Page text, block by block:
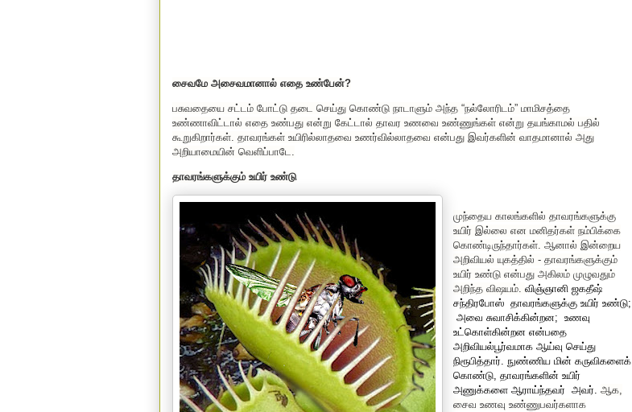
சைவமே அசைவமானால் எதை உண்பேன்?
பசுவதையை சட்டம் போட்டு தடை செய்து கொண்டு நாடாளும் அந்த “நல்லோரிடம்” மாமிசத்தை
உண்ணாவிட்டால் எதை உண்பது என்று கேட்டால் தாவர உணவை உண்ணுங்கள் என்று தயங்காமல் பதில்
கூறுகிறார்கள். தாவரங்கள் உயிரில்லாதவை உணர்வில்லாதவை என்பது இவர்களின் வாதமானால் அது
அறியாமையின் வெளிப்பாடே.
தாவரங்களுக்கும் உயிர் உண்டு
முந்தைய காலங்களில் தாவரங்களுக்கு
உயிர் இல்லை என மனிதர்கள் நம்பிக்கை
கொண்டிருந்தார்கள். ஆனால் இன்றைய
அறிவியல் யுகத்தில் - தாவரங்களுக்கும்
உயிர் உண்டு என்பது அகிலம் முழுவதும்
அறிந்த விஷயம். விஞ்ஞானி ஜகதீஷ்
சந்திரபோஸ் தாவரங்களுக்கு உயிர் உண்டு;
அவை சுவாசிக்கின்றன; உணவு
உட்கொள்கின்றன என்பதை
அறிவியல்பூர்வமாக ஆய்வு செய்து
நிரூபித்தார். நுண்ணிய மின் கருவிகளைக்
கொண்டு, தாவரங்களின் உயிர்
அணுக்களை ஆராய்ந்தவர் அவர். ஆக,
சைவ உணவு உண்ணுபவர்களாக